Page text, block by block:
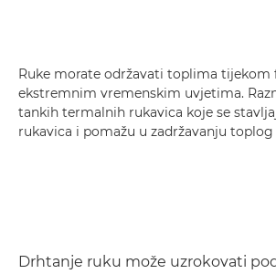
Ruke morate održavati toplima tijekom
ekstremnim vremenskim uvjetima.
tankih termalnih rukavica koje se
rukavica i pomažu u zadržavanju toplog
Drhtanje ruku može uzrokovati